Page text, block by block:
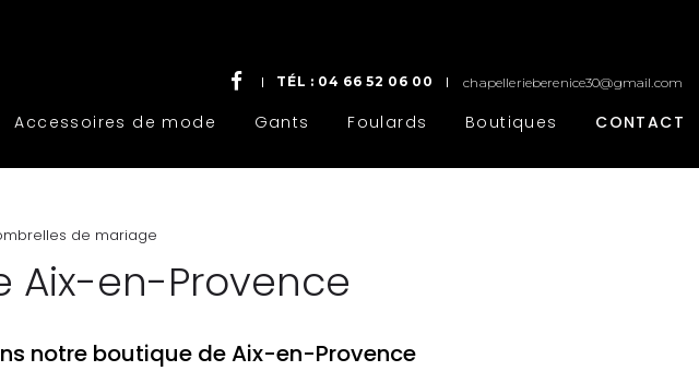
TÉL : 04 66 52 06 00 chapellerieberenice30@gmail.com
Accessoires de mode Gants Foulards Boutiques CONTACT
de mariage
Aix-en-Provence
notre boutique de Aix-en-Provence